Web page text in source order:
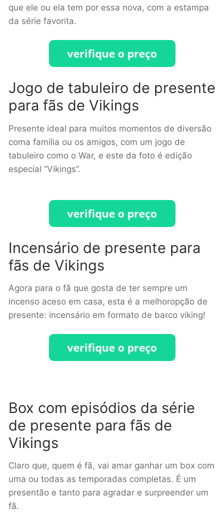
que ele ou ela tem por essa nova, com a estampa
da série favorita.
Jogo de tabuleiro de presente
para fãs de Vikings
Presente ideal para muitos momentos de diversão
coma família ou os amigos, com um jogo de
tabuleiro como o War, e este da foto é edição
especial “Vikings”.
Incensário de presente para
fãs de Vikings
Agora para o fã que gosta de ter sempre um
incenso aceso em casa, esta é a melhoropção de
presente: incensário em formato de barco viking!
Box com episódios da série
de presente para fãs de
Vikings
Claro que, quem é fã, vai amar ganhar um box com
uma ou todas as temporadas completas. É um
presentão e tanto para agradar e surpreender um
fã.